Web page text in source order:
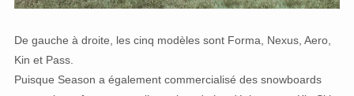
De gauche à droite, les cinq modèles sont Forma, Nexus, Aero,
Kin et Pass.
Puisque Season a également commercialisé des snowboards